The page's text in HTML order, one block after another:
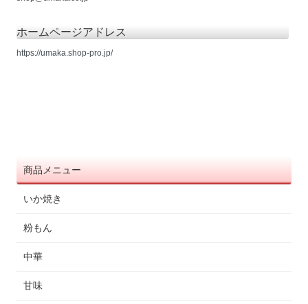
ホームページアドレス
https://umaka.shop-pro.jp/
商品メニュー
いか焼き
粉もん
中華
甘味